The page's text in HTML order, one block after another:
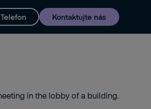
Telefon Kontaktujte nás